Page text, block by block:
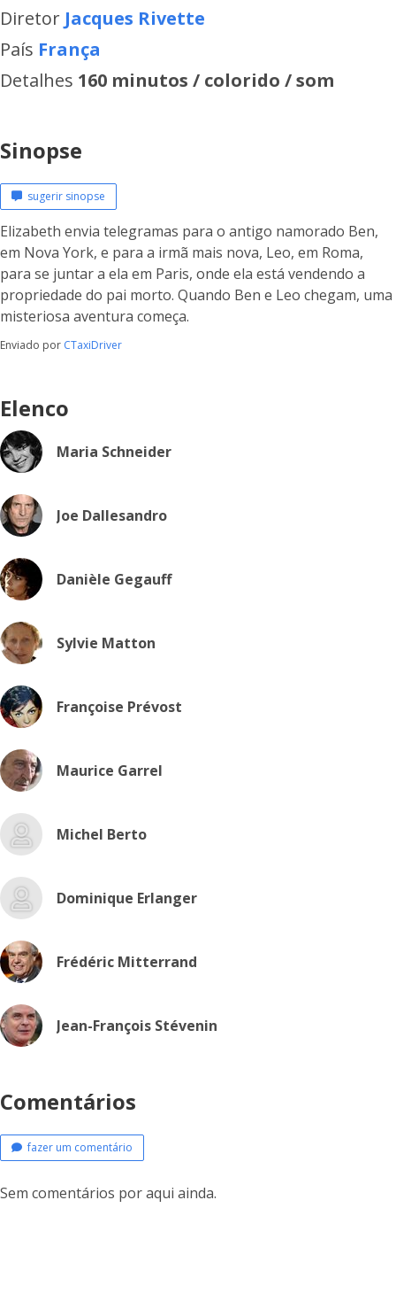
Diretor Jacques Rivette
País França
Detalhes 160 minutos / colorido / som
Sinopse
sugerir sinopse
Elizabeth envia telegramas para o antigo namorado Ben,
em Nova York, e para a irmã mais nova, Leo, em Roma,
para se juntar a ela em Paris, onde ela está vendendo a
propriedade do pai morto. Quando Ben e Leo chegam, uma
misteriosa aventura começa.
Enviado por CTaxiDriver
Elenco
Maria Schneider
Joe Dallesandro
Danièle Gegauff
Sylvie Matton
Françoise Prévost
Maurice Garrel
Michel Berto
Dominique Erlanger
Frédéric Mitterrand
Jean-François Stévenin
Comentários
fazer um comentário
Sem comentários por aqui ainda.